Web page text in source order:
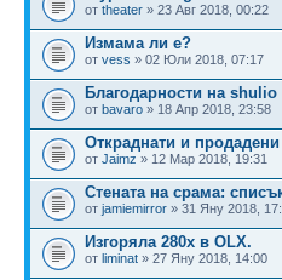
от theater » 23 Авг 2018, 00:22
Измама ли е?
от vess » 02 Юли 2018, 07:17
Благодарности на shulio
от bavaro » 18 Апр 2018, 23:58
Откраднати и
от Jaimz » 12 Мар 2018, 19:31
Стената на срама:
от jamiemirror » 31 Яну 2018,
Изгоряла 280х в OLX.
от liminat » 27 Яну 2018, 14:00